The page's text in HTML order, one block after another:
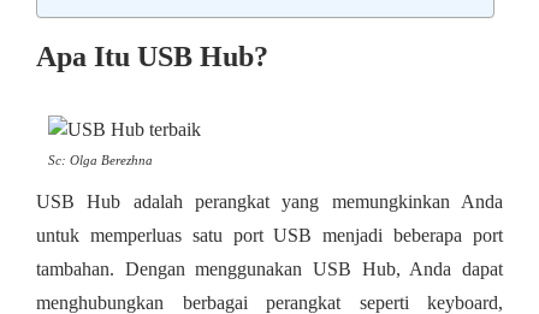
Apa Itu USB Hub?
Sc: Olga Berezhna
USB Hub adalah perangkat yang memungkinkan Anda
untuk memperluas satu port USB menjadi beberapa port
tambahan. Dengan menggunakan USB Hub, Anda dapat
menghubungkan berbagai perangkat seperti keyboard,